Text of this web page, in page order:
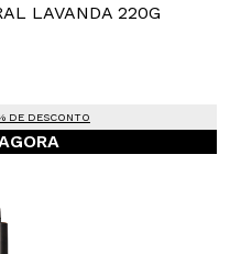
LAVANDA 220G
DE DESCONTO